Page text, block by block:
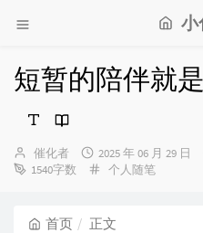
小
短暂的陪伴就
博
主：
催化者
发
布
2025 年 06 月 29 日
1540字数
分
个人随笔
首页 正文